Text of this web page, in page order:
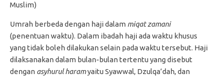
Muslim)
Umrah berbeda dengan haji dalam miqat zamani
(penentuan waktu). Dalam ibadah haji ada waktu khusus
yang tidak boleh dilakukan selain pada waktu tersebut. Haji
dilaksanakan dalam bulan-bulan tertentu yang disebut
dengan asyhurul haramyaitu Syawwal, Dzulqa’dah, dan